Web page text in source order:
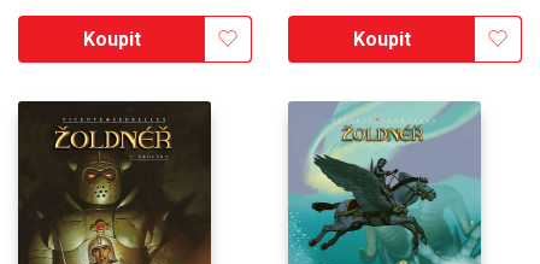
Koupit Koupit